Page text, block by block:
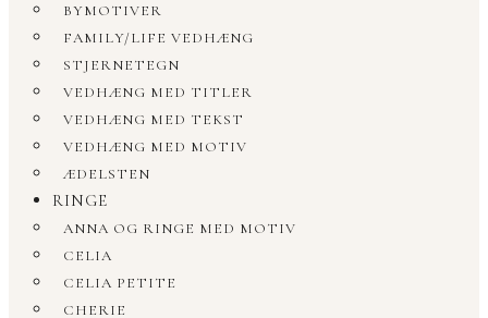
BYMOTIVER
FAMILY/LIFE VEDHÆNG
STJERNETEGN
VEDHÆNG MED TITLER
VEDHÆNG MED TEKST
VEDHÆNG MED MOTIV
ÆDELSTEN
RINGE
ANNA OG RINGE MED MOTIV
CELIA
CELIA PETITE
CHERIE